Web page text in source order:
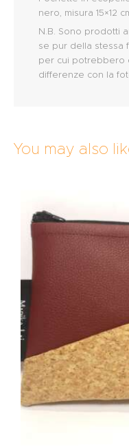
nero, misura 15×12
N.B. Sono prodotti
se pur della stessa
per cui potrebbero
differenze con la
You may also